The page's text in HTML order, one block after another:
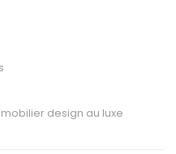
mobilier design au luxe